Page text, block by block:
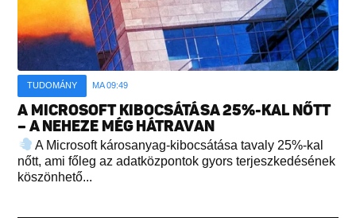
TUDOMÁNY MA 09:49
A MICROSOFT KIBOCSÁTÁSA 25%-KAL NŐTT
– A NEHEZE MÉG HÁTRAVAN
A Microsoft károsanyag-kibocsátása tavaly 25%-kal
nőtt, ami főleg az adatközpontok gyors terjeszkedésének
köszönhető...